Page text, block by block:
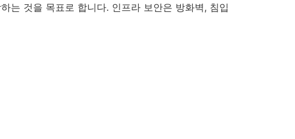
는 것을 목표로 합니다. 인프라 보안은 방화벽, 침입